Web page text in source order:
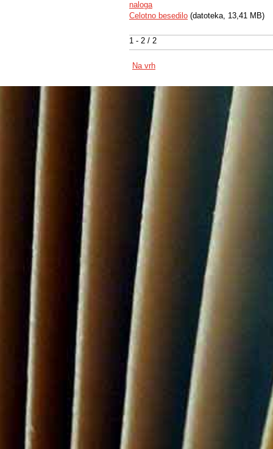
1 - 2 / 2
naloga
Celotno besedilo (datoteka, 13,41 MB)
Na vrh